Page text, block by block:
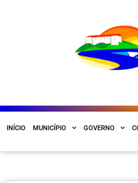
INÍCIO MUNICÍPIO GOVERNO